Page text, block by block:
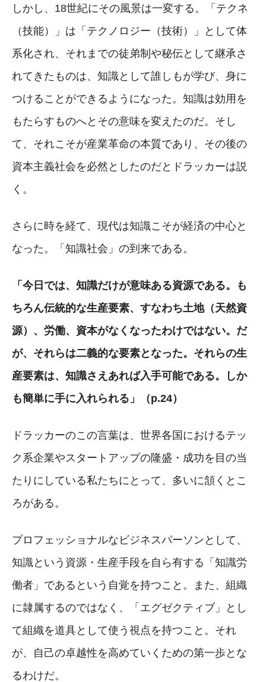
しかし、18世紀にその風景は一変する。「テクネ
（技能）」は「テクノロジー（技術）」として体
系化され、それまでの徒弟制や秘伝として継承さ
れてきたものは、知識として誰しもが学び、身に
つけることができるようになった。知識は効用を
もたらすものへとその意味を変えたのだ。そし
て、それこそが産業革命の本質であり、その後の
資本主義社会を必然としたのだとドラッカーは説
く。
さらに時を経て、現代は知識こそが経済の中心と
なった。「知識社会」の到来である。
「今日では、知識だけが意味ある資源である。も
ちろん伝統的な生産要素、すなわち土地（天然資
源）、労働、資本がなくなったわけではない。だ
が、それらは二義的な要素となった。それらの生
産要素は、知識さえあれば入手可能である。しか
も簡単に手に入れられる」（p.24）
ドラッカーのこの言葉は、世界各国におけるテッ
ク系企業やスタートアップの隆盛・成功を目の当
たりにしている私たちにとって、多いに頷くとこ
ろがある。
プロフェッショナルなビジネスパーソンとして、
知識という資源・生産手段を自ら有する「知識労
働者」であるという自覚を持つこと。また、組織
に隷属するのではなく、「エグゼクティブ」とし
て組織を道具として使う視点を持つこと。それ
が、自己の卓越性を高めていくための第一歩とな
るわけだ。